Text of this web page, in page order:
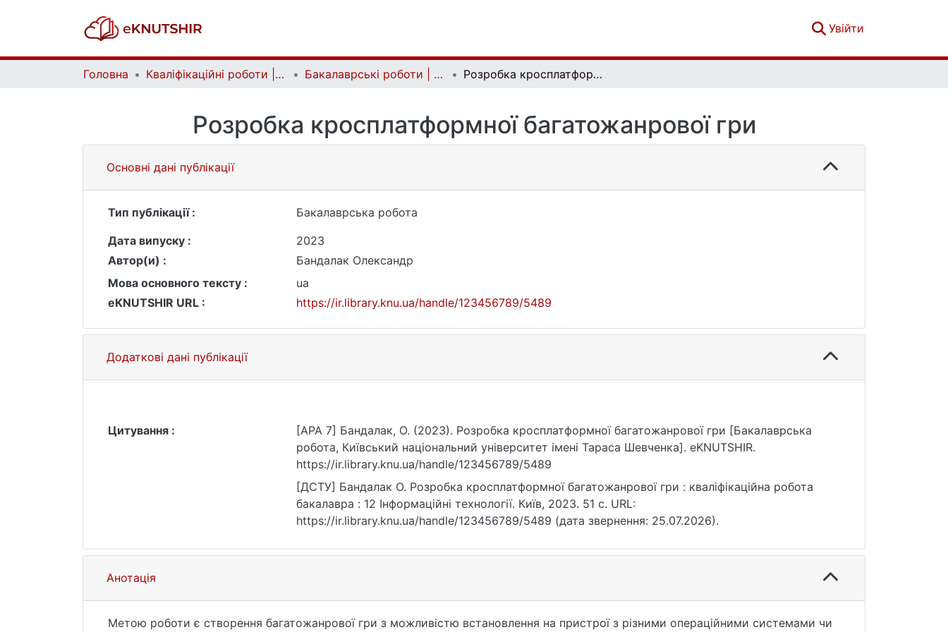
Увійти
Головна Кваліфікаційні роботи | Qualifying works Бакалаврські роботи | Bachelor theses Розробка кросплатформної багатожанрової гри
Розробка кросплатформної багатожанрової гри
Основні дані публікації
Тип публікації :
Бакалаврська робота
Дата випуску :
2023
Автор(и) :
Бандалак Олександр
Мова основного тексту :
ua
eKNUTSHIR URL :
https://ir.library.knu.ua/handle/123456789/5489
Додаткові дані публікації
Цитування :
[APA 7] Бандалак, О. (2023). Розробка кросплатформної багатожанрової гри [Бакалаврська
робота, Київський національний університет імені Тараса Шевченка]. eKNUTSHIR.
https://ir.library.knu.ua/handle/123456789/5489
[ДСТУ] Бандалак О. Розробка кросплатформної багатожанрової гри : кваліфікаційна робота
бакалавра : 12 Інформаційні технології. Київ, 2023. 51 с. URL:
https://ir.library.knu.ua/handle/123456789/5489 (дата звернення: 25.07.2026).
Анотація
Метою роботи є створення багатожанрової гри з можливістю встановлення на пристрої з різними операційними системами чи